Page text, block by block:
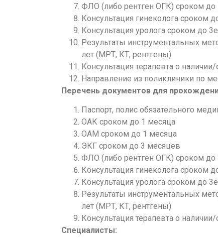
ФЛО (либо рентген ОГК) сроком до
Консультация гинеколога сроком
Консультация уролога сроком до
Результаты инструментальных
лет (МРТ, КТ, рентгены)
Консультация терапевта о
Направление из поликлиники по
Перечень документов для
Паспорт, полис обязательного
ОАК сроком до 1 месяца
ОАМ сроком до 1 месяца
ЭКГ сроком до 3 месяцев
ФЛО (либо рентген ОГК) сроком до
Консультация гинеколога сроком
Консультация уролога сроком до
Результаты инструментальных
лет (МРТ, КТ, рентгены)
Консультация терапевта о
Специалисты: